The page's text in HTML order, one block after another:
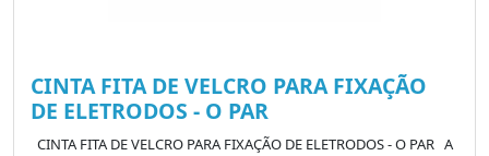
CINTA FITA DE VELCRO PARA FIXAÇÃO
DE ELETRODOS - O PAR
CINTA FITA DE VELCRO PARA FIXAÇÃO DE ELETRODOS - O PAR A